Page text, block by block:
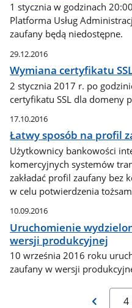
1 stycznia w godzinach
Platforma Usług
zaufany będą niedostępne.
29.12.2016
Wymiana certyfikatu
2 stycznia 2017 r. po
certyfikatu SSL dla domeny
17.10.2016
Łatwy sposób na profil
Użytkownicy bankowości
komercyjnych systemów
zakładać profil zaufany bez
w celu potwierdzenia
10.09.2016
Uruchomienie
wersji produkcyjnej
10 września 2016 roku
zaufany w wersji